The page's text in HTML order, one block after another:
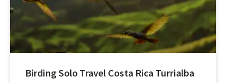
Birding Solo Travel Costa Rica Turrialba